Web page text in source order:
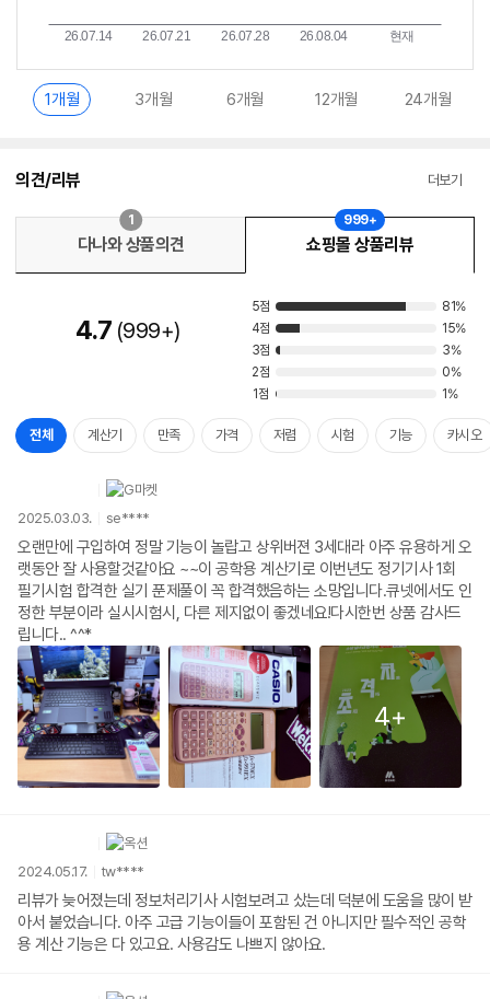
1개월 3개월 6개월 12개월 24개월
의견/리뷰 더보기
다나와 상품의견
1
쇼핑몰 상품리뷰
999+
4.7 999+
5점
81%
4점
15%
3점
3%
2점
0%
1점
1%
전체 계산기 만족 가격 저렴 시험 기능 카시오
2025.03.03. se****
오랜만에 구입하여 정말 기능이 놀랍고 상위버젼 3세대라 아주 유용하게 오
랫동안 잘 사용할것같아요 ~~이 공학용 계산기로 이번년도 정기기사 1회
필기시험 합격한 실기 푼제풀이 꼭 합격했음하는 소망입니다.큐넷에서도 인
정한 부분이라 실시시험시, 다른 제지없이 좋겠네요!다시한번 상품 감사드
립니다.. ^^*
4+
2024.05.17. tw****
리뷰가 늦어졌는데 정보처리기사 시험보려고 샀는데 덕분에 도움을 많이 받
아서 붙었습니다. 아주 고급 기능이들이 포함된 건 아니지만 필수적인 공학
용 계산 기능은 다 있고요. 사용감도 나쁘지 않아요.